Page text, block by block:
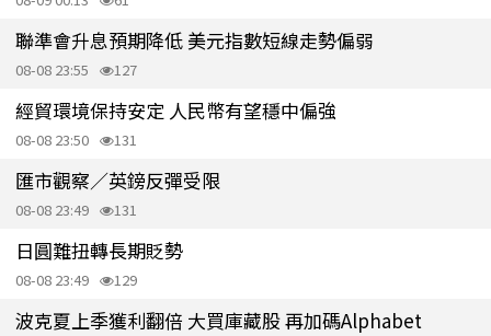
聯準會升息預期降低 美元指數短線走勢偏弱
08-08 23:55 127
經貿環境保持安定 人民幣有望穩中偏強
08-08 23:50 131
匯市觀察／英鎊反彈受限
08-08 23:49 131
日圓難扭轉長期貶勢
08-08 23:49 129
波克夏上季獲利翻倍 大買庫藏股 再加碼Alphabet